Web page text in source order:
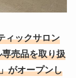
ィックサロン
売品を取り扱
がオープンし